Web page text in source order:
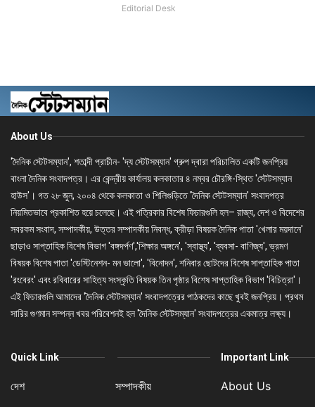
Editorial Desk
About Us
'দৈনিক স্টেটসম্যান', শতাব্দী প্রাচীন- 'দ্য স্টেটসম্যান' গ্রুপ দ্বারা পরিচালিত একটি জনপ্রিয়
বাংলা দৈনিক সংবাদপত্র। এর কেন্দ্রীয় কার্যালয় কলকাতার ৪ নম্বর চৌরঙ্গি-স্থিত 'স্টেটসম্যান
হাউস'। গত ২৮ জুন, ২০০৪ থেকে কলকাতা ও শিলিগুড়িতে 'দৈনিক স্টেটসম্যান' সংবাদপত্র
নিয়মিতভাবে প্রকাশিত হয়ে চলেছে। এই পত্রিকার বিশেষ ফিচারগুলি হল– রাজ্য, দেশ ও বিদেশের
সবরকম সংবাদ, সম্পাদকীয়, উত্তর সম্পাদকীয় নিবন্ধ, ক্রীড়া বিষয়ক দৈনিক পাতা 'খেলার ময়দানে'
ছাড়াও সাপ্তাহিক বিশেষ বিভাগ 'বঙ্গদর্পণ','শিক্ষার অঙ্গনে', 'স্বাস্থ্য', 'ব্যবসা- বাণিজ্য', ভ্রমণ
বিষয়ক বিশেষ পাতা 'ডেস্টিনেশন- মন ভালো', 'বিনোদন', শনিবার ছোটদের বিশেষ সাপ্তাহিক পাতা
'রংবেরং' এবং রবিবারের সাহিত্য সংস্কৃতি বিষয়ক তিন পৃষ্ঠার বিশেষ সাপ্তাহিক বিভাগ 'বিচিত্রা'।
এই ফিচারগুলি আমাদের 'দৈনিক স্টেটসম্যান' সংবাদপত্রের পাঠকদের কাছে খুবই জনপ্রিয়। প্রথম
সারির গুণমান সম্পন্ন খবর পরিবেশনই হল 'দৈনিক স্টেটসম্যান' সংবাদপত্রের একমাত্র লক্ষ্য।
Quick Link
দেশ
সম্পাদকীয়
Important Link
About Us